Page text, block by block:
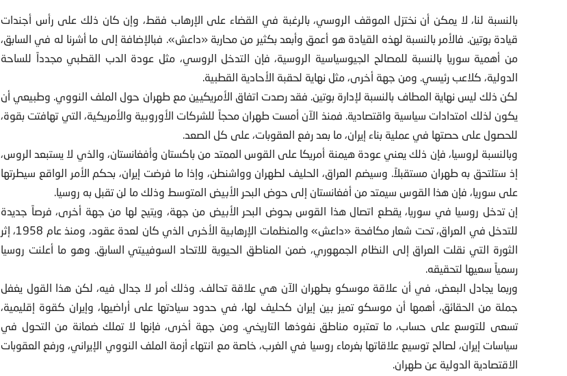
بالنسبة لنا، لا يمكن أن نختزل الموقف الروسي، بالرغبة في القضاء على الإرهاب فقط، وإن كان ذلك على رأس أجندات
قيادة بوتين. فالأمر بالنسبة لهذه القيادة هو أعمق وأبعد بكثير من محاربة «داعش». فبالإضافة إلى ما أشرنا له في السابق،
من أهمية سوريا بالنسبة للمصالح الجيوسياسية الروسية، فإن التدخل الروسي، مثل عودة الدب القطبي مجدداً للساحة
الدولية، كلاعب رئيسي. ومن جهة أخرى، مثل نهاية لحقبة الأحادية القطبية.
لكن ذلك ليس نهاية المطاف بالنسبة لإدارة بوتين. فقد رصدت اتفاق الأمريكيين مع طهران حول الملف النووي. وطبيعي أن
يكون لذلك امتدادات سياسية واقتصادية. فمنذ الآن أمست طهران محجاً للشركات الأوروبية والأمريكية، التي تهافتت بقوة،
للحصول على حصتها في عملية بناء إيران، ما بعد رفع العقوبات، على كل الصعد.
وبالنسبة لروسيا، فإن ذلك يعني عودة هيمنة أمريكا على القوس الممتد من باكستان وأفغانستان، والذي لا يستبعد الروس،
إذ ستلتحق به طهران مستقبلاً. وسيضم العراق، الحليف لطهران وواشنطن، وإذا ما فرضت إيران، بحكم الأمر الواقع سيطرتها
على سوريا، فإن هذا القوس سيمتد من أفغانستان إلى حوض البحر الأبيض المتوسط وذلك ما لن تقبل به روسيا.
إن تدخل روسيا في سوريا، يقطع اتصال هذا القوس بحوض البحر الأبيض من جهة، ويتيح لها من جهة أخرى، فرصاً جديدة
للتدخل في العراق، تحت شعار مكافحة «داعش» والمنظمات الإرهابية الأخرى الذي كان لعدة عقود، ومنذ عام 1958، إثر
الثورة التي نقلت العراق إلى النظام الجمهوري، ضمن المناطق الحيوية للاتحاد السوفييتي السابق. وهو ما أعلنت روسيا
رسمياً سعيها لتحقيقه.
وربما يجادل البعض، في أن علاقة موسكو بطهران الآن هي علاقة تحالف. وذلك أمر لا جدال فيه، لكن هذا القول يغفل
جملة من الحقائق، أهمها أن موسكو تميز بين إيران كحليف لها، في حدود سيادتها على أراضيها، وإيران كقوة إقليمية،
تسعى للتوسع على حساب، ما تعتبره مناطق نفوذها التاريخي. ومن جهة أخرى، فإنها لا تملك ضمانة من التحول في
سياسات إيران، لصالح توسيع علاقاتها بغرماء روسيا في الغرب، خاصة مع انتهاء أزمة الملف النووي الإيراني، ورفع العقوبات
الاقتصادية الدولية عن طهران.